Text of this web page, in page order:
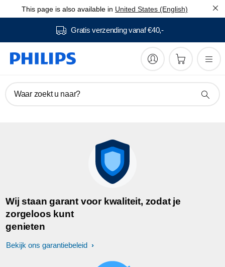
This page is also available in United States (English)
Gratis verzending vanaf €40,-
Waar zoekt u naar?
Wij staan garant voor kwaliteit, zodat je
zorgeloos kunt
genieten
Bekijk ons garantiebeleid